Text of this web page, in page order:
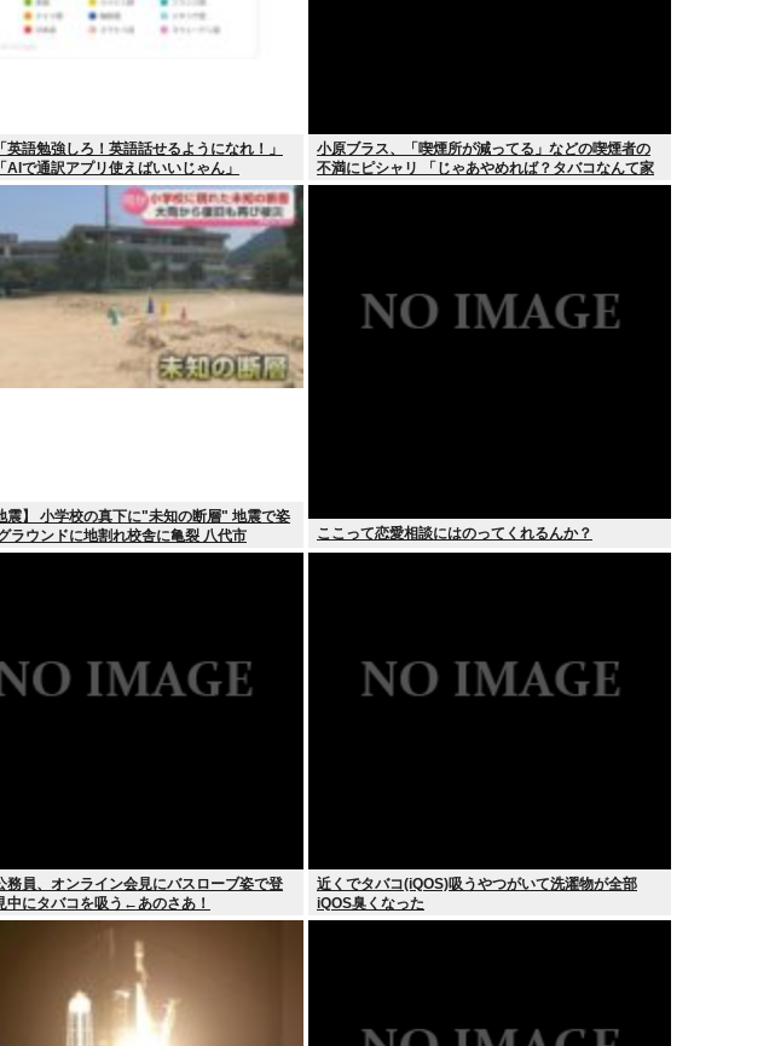
英語勉強しろ！英語話せるようになれ！」
AIで通訳アプリ使えばいいじゃん」
小原ブラス、「喫煙所が減ってる」などの喫煙者の
不満にピシャリ 「じゃあやめれば？タバコなんて家
でだけ吸ってればいい」
震】 小学校の真下に"未知の断層" 地震で姿
ラウンドに地割れ校舎に亀裂 八代市
ここって恋愛相談にはのってくれるんか？
務員、オンライン会見にバスローブ姿で登
中にタバコを吸う←あのさあ！
近くでタバコ(iQOS)吸うやつがいて洗濯物が全部
iQOS臭くなった